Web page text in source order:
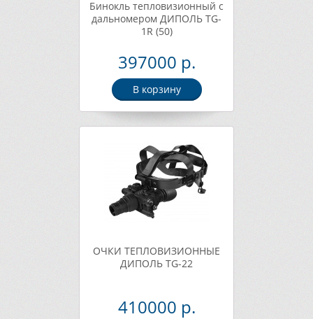
Бинокль тепловизионный c
дальномером ДИПОЛЬ TG-
1R (50)
397000 р.
В корзину
ОЧКИ ТЕПЛОВИЗИОННЫЕ
ДИПОЛЬ TG-22
410000 р.